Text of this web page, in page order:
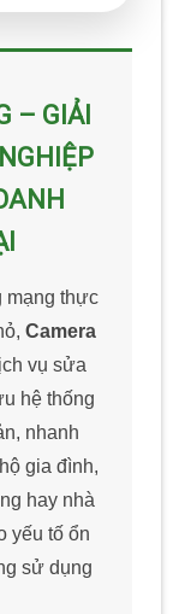
– GIẢI
mạng thực
Camera
vụ sửa
hệ thống
nhanh
gia đình,
hay nhà
yếu tố ổn
sử dụng